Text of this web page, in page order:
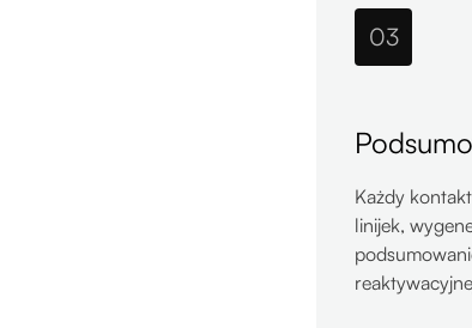
03
Każdy
linijek,